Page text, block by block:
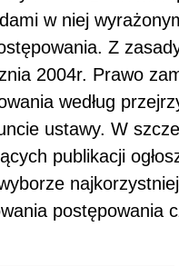
w niej
Z
2004r. Prawo
według
ustawy. W
publikacji
postępowania